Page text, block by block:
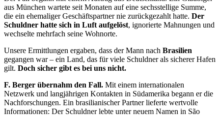
aus München wartete seit Monaten auf eine sechsstellige Summe,
die ein ehemaliger Geschäftspartner nie zurückgezahlt hatte. Der
Schuldner hatte sich in Luft aufgelöst, ignorierte Mahnungen und
wechselte mehrfach seine Wohnorte.
Unsere Ermittlungen ergaben, dass der Mann nach Brasilien
gegangen war – ein Land, das für viele Schuldner als sicherer Hafen
gilt. Doch sicher gibt es bei uns nicht.
F. Berger übernahm den Fall. Mit einem internationalen
Netzwerk und langjährigen Kontakten in Südamerika begann er die
Nachforschungen. Ein brasilianischer Partner lieferte wertvolle
Informationen: Der Schuldner lebte unter neuem Namen in São